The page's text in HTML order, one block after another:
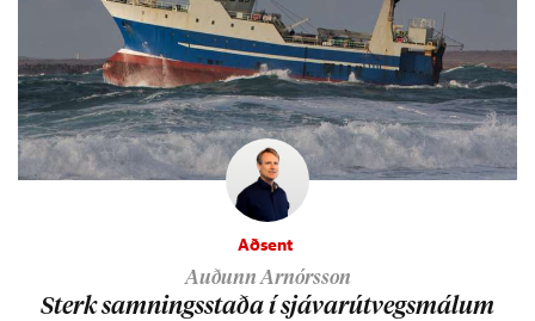
Aðsent
Auðunn Arnórsson
Sterk samn­ings­staða í sjáv­ar­út­vegs­mál­um